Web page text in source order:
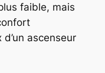
faible, mais
ascenseur